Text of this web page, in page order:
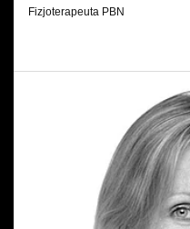
Fizjoterapeuta PBN